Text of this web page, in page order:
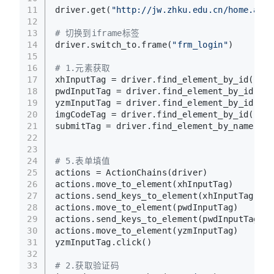
11
12
13
14
15
16
17
18
19
20
21
22
23
24
25
26
27
28
29
30
31
32
33
driver.get( "http://jw.zhku.edu.cn/
# 切换到iframe标签
driver.switch_to.frame( "frm_login")
# 1.元素获取
xhInputTag = driver.find_element_by_id(
pwdInputTag = driver.find_element_by_id(
yzmInputTag = driver.find_element_by_id(
imgCodeTag = driver.find_element_by_id(
submitTag = driver.find_element_by_name(
# 5.表单填值
actions = ActionChains(driver)
actions.move_to_element(xhInputTag)
actions.send_keys_to_element(xhInputTag,
actions.move_to_element(pwdInputTag)
actions.send_keys_to_element(pwdInputTag,
actions.move_to_element(yzmInputTag)
yzmInputTag.click()
# 2.获取验证码